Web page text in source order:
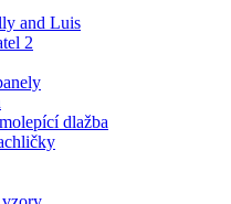
and Luis
2
dlažba